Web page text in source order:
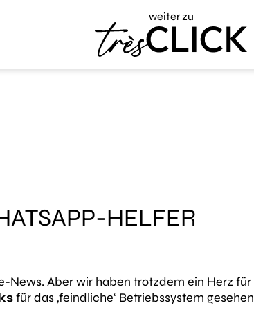
weiter zu
HELFER
News. Aber wir haben trotzdem ein Herz für
für das ‚feindliche‘ Betriebssystem gesehen